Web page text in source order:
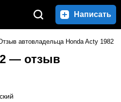
Написать
автовладельца Honda Acty 1982
— отзыв